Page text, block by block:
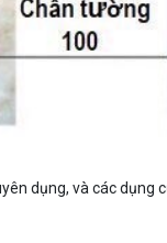
dụng, và các dụng